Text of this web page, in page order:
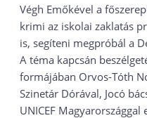
Végh Emőkével a
krimi az iskolai zaklatás
is, segíteni megpróbál a
A téma kapcsán
formájában Orvos-Tóth
Szinetár Dórával, Jocó
UNICEF